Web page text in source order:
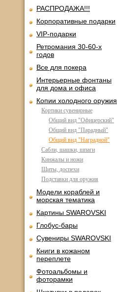
РАСПРОДАЖА!!!
Корпоративные подарки
VIP-подарки
Ретромания 30-60-х
годов
Все для покера
Интерьерные фонтаны
для дома и офиса
Копии холодного оружия
Кортики сувенирные
Общий вид "Офицерский"
Общий вид "Парадный"
Общий вид "Наградной"
Сабли, шашки, шпаги
Кинжалы и ножи
Щиты, доспехи
Подставки для оружия
Модели кораблей и
морская тематика
Картины SWAROVSKI
Глобус-бары
Сувениры SWAROVSKI
Книги в кожаном
переплете
Фотоальбомы и
фоторамки